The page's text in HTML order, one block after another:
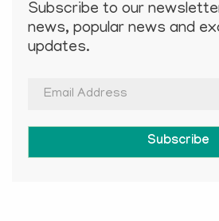
Subscribe to our
news, popular news and
updates.
Subscribe